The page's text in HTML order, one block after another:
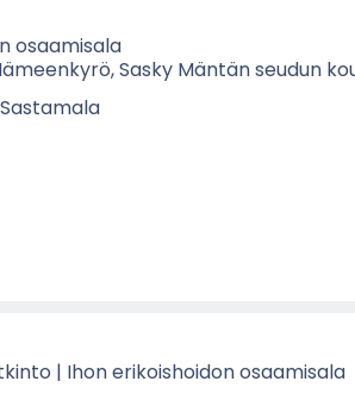
osaa­mi­sa­la
Sasky Män­tän seu­dun
| Ihon eri­kois­hoi­don osaa­mi­sa­la